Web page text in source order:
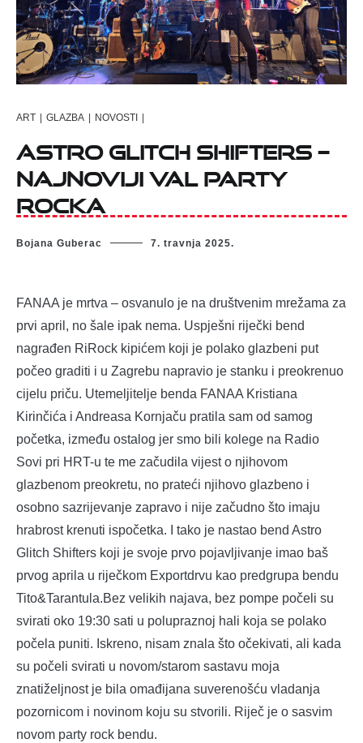
ART | GLAZBA | NOVOSTI |
Astro Glitch Shifters –
najnoviji val party
rocka
Bojana Guberac 7. travnja 2025.
FANAA je mrtva – osvanulo je na društvenim mrežama za
prvi april, no šale ipak nema. Uspješni riječki bend
nagrađen RiRock kipićem koji je polako glazbeni put
počeo graditi i u Zagrebu napravio je stanku i preokrenuo
cijelu priču. Utemeljitelje benda FANAA Kristiana
Kirinčića i Andreasa Kornjaču pratila sam od samog
početka, između ostalog jer smo bili kolege na Radio
Sovi pri HRT-u te me začudila vijest o njihovom
glazbenom preokretu, no prateći njihovo glazbeno i
osobno sazrijevanje zapravo i nije začudno što imaju
hrabrost krenuti ispočetka. I tako je nastao bend Astro
Glitch Shifters koji je svoje prvo pojavljivanje imao baš
prvog aprila u riječkom Exportdrvu kao predgrupa bendu
Tito&Tarantula.Bez velikih najava, bez pompe počeli su
svirati oko 19:30 sati u polupraznoj hali koja se polako
počela puniti. Iskreno, nisam znala što očekivati, ali kada
su počeli svirati u novom/starom sastavu moja
znatiželjnost je bila omađijana suverenošću vladanja
pozornicom i novinom koju su stvorili. Riječ je o sasvim
novom party rock bendu.